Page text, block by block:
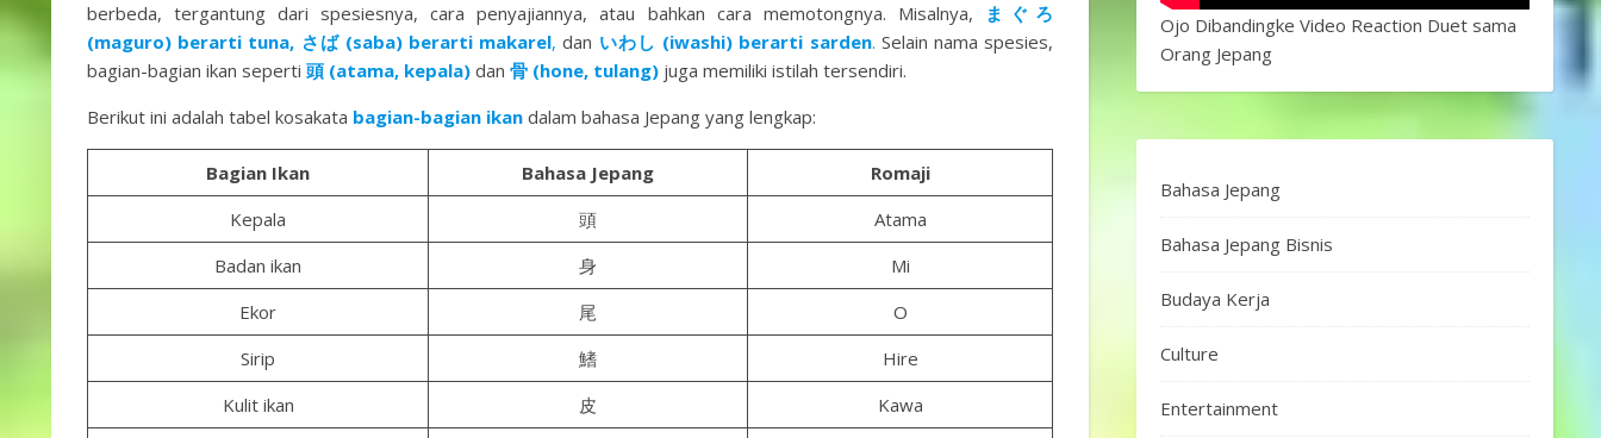
berbeda, tergantung dari spesiesnya, cara penyajiannya, atau bahkan cara memotongnya. Misalnya,
まぐろ
(maguro) berarti tuna, さば (saba) berarti makarel,dan いわし (iwashi) berarti sarden. Selain nama spesies,
bagian-bagian ikan seperti 頭 (atama, kepala) dan 骨 (hone, tulang) juga memiliki istilah tersendiri.
Berikut ini adalah tabel kosakata bagian-bagian ikan dalam bahasa Jepang yang lengkap:
Bagian Ikan Bahasa Jepang
Romaji
Kepala
頭
Atama
Badan ikan
身
Mi
Ekor
尾
O
Sirip
鰭
Hire
Kulit ikan
皮
Kawa
Ojo Dibandingke Video Reaction Duet sama
Orang Jepang
Bahasa Jepang
Bahasa Jepang Bisnis
Budaya Kerja
Culture
Entertainment